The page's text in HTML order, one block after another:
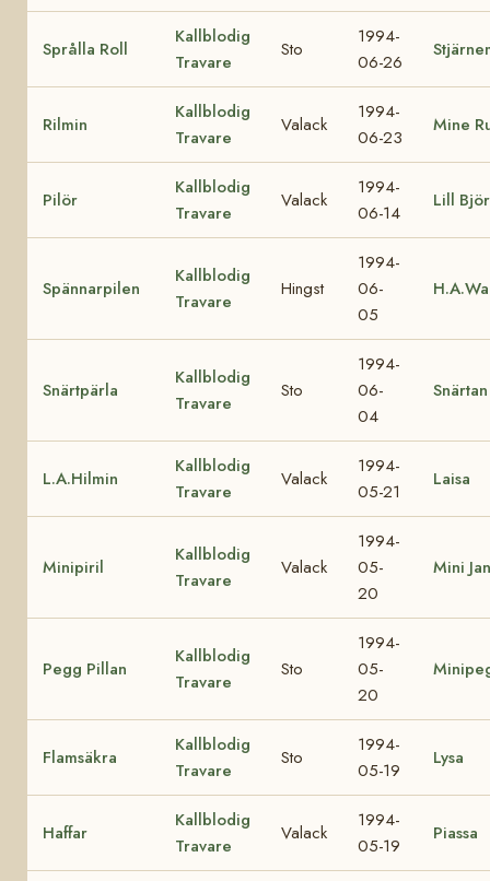
Språlla Roll
Kallblodig
Travare
Sto
1994-
06-26
Rilmin
Kallblodig
Travare
Valack
1994-
06-23
Mine
Pilör
Kallblodig
Travare
Valack
1994-
06-14
Lill
Spännarpilen
Kallblodig
Travare
Hingst
1994-
06-
05
Snärtpärla
Kallblodig
Travare
Sto
1994-
06-
04
Snärtan
L.A.Hilmin
Kallblodig
Travare
Valack
1994-
05-21
Laisa
Minipiril
Kallblodig
Travare
Valack
1994-
05-
20
Mini
Pegg Pillan
Kallblodig
Travare
Sto
1994-
05-
20
Flamsäkra
Kallblodig
Travare
Sto
1994-
05-19
Lysa
Haffar
Kallblodig
Travare
Valack
1994-
05-19
Piassa